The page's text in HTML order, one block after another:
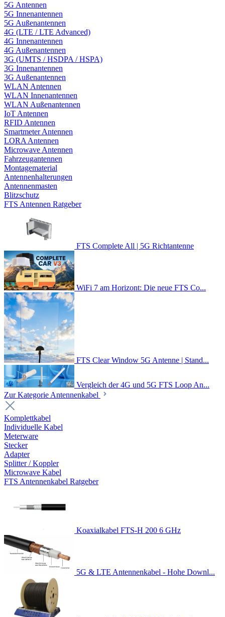
5G Antennen
5G Innenantennen
5G Außenantennen
4G (LTE / LTE Advanced)
4G Innenantennen
4G Außenantennen
3G (UMTS / HSDPA / HSPA)
3G Innenantennen
3G Außenantennen
WLAN Antennen
WLAN Innenantennen
WLAN Außenantennen
IoT Antennen
RFID Antennen
Smartmeter Antennen
LORA Antennen
Microwave Antennen
Fahrzeugantennen
Montagematerial
Antennenhalterungen
Antennenmasten
Blitzschutz
FTS Antennen Ratgeber
FTS Complete All | 5G Richtantenne
WiFi 7 am Horizont: Die neue FTS Co...
FTS Clear Window 5G Antenne | Stand...
Vergleich der 4G und 5G FTS Loop An...
Zur Kategorie Antennenkabel
Komplettkabel
Individuelle Kabel
Meterware
Stecker
Adapter
Splitter / Koppler
Microwave Kabel
FTS Antennenkabel Ratgeber
Koaxialkabel FTS-H 200 6 GHz
5G & LTE Antennenkabel - Hohe Downl...